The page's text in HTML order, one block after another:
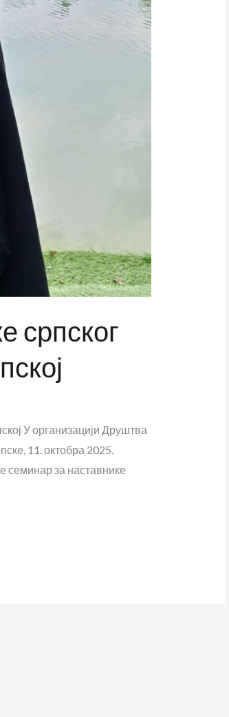
српског
У организацији Друштва
11. октобра 2025.
семинар за наставнике